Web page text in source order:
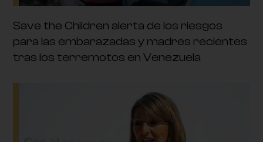
Save the Children alerta de los riesgos
para las embarazadas y madres recientes
tras los terremotos en Venezuela